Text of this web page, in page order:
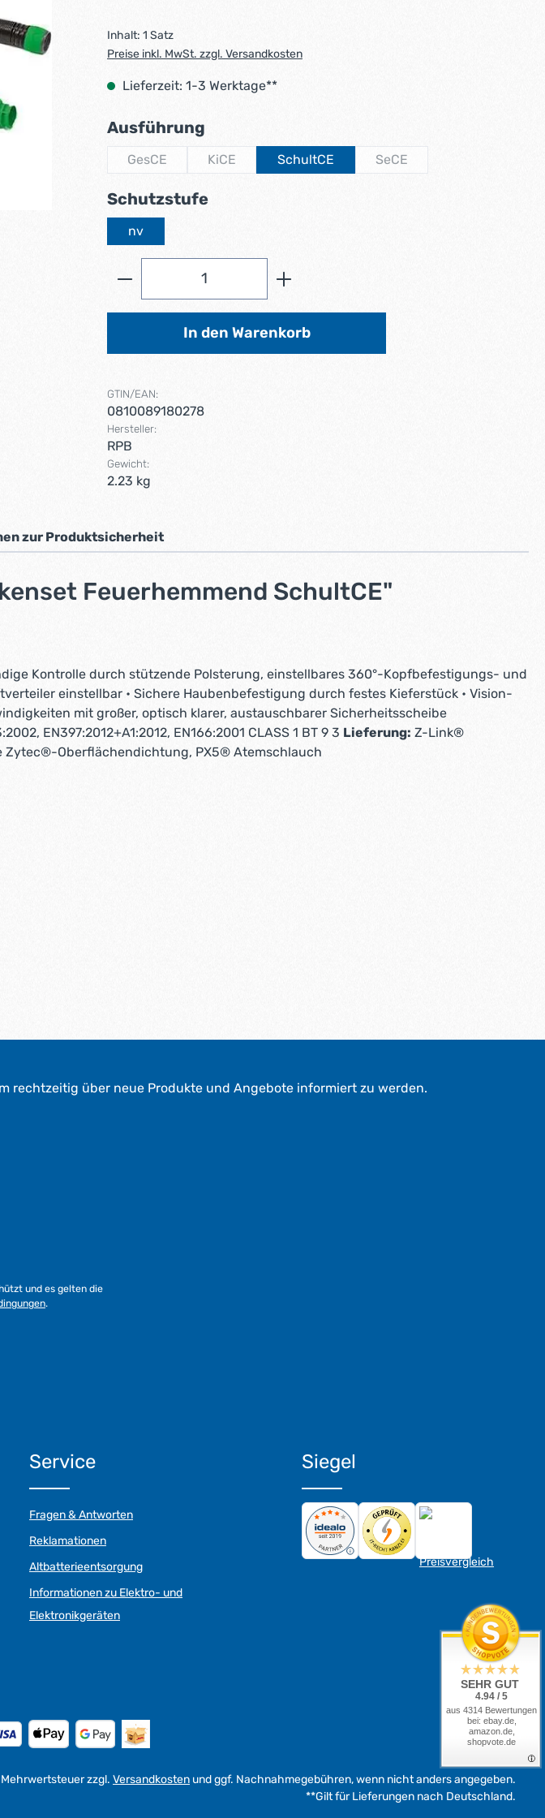
Inhalt: 1 Satz
Preise inkl. MwSt. zzgl. Versandkosten
Lieferzeit: 1-3 Werktage**
Ausführung
GesCE
(Diese Option ist zurzeit nicht verfügbar.)
KiCE
(Diese Option ist zurzeit nicht verfügbar.)
SchultCE SeCE
Schutzstufeauswählen
nv
Produkt Anzahl: Gib den gewünschten Wert
In den Warenkorb
GTIN/EAN:
0810089180278
Hersteller:
RPB
Gewicht:
2.23 kg
zur Produktsicherheit
Feuerhemmend SchultCE"
Kontrolle durch stützende Polsterung, einstellbares 360°-Kopfbefestigungs- und
einstellbar • Sichere Haubenbefestigung durch festes Kieferstück • Vision-
mit großer, optisch klarer, austauschbarer Sicherheitsscheibe
EN397:2012+A1:2012, EN166:2001 CLASS 1 BT 9 3 Lieferung: Z-Link®
Zytec®-Oberflächendichtung, PX5® Atemschlauch
rechtzeitig über neue Produkte und Angebote informiert zu werden.
und es gelten die
.
Service
Fragen & Antworten
Reklamationen
Altbatterieentsorgung
Informationen zu Elektro- und
Elektronikgeräten
Siegel
zzgl. Versandkosten und ggf. Nachnahmegebühren, wenn nicht anders angegeben.
**Gilt für Lieferungen nach Deutschland.
SEHR GUT
4.94 / 5
aus 4314 Bewertungen
bei: ebay.de,
amazon.de,
shopvote.de